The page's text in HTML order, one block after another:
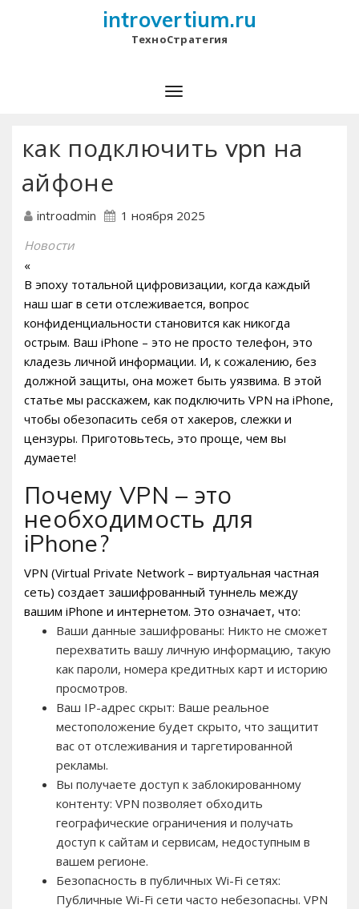
introvertium.ru
ТехноСтратегия
как подключить vpn на
айфоне
introadmin 1 ноября 2025
Новости
«
В эпоху тотальной цифровизации, когда каждый
наш шаг в сети отслеживается, вопрос
конфиденциальности становится как никогда
острым. Ваш iPhone – это не просто телефон, это
кладезь личной информации. И, к сожалению, без
должной защиты, она может быть уязвима. В этой
статье мы расскажем, как подключить VPN на iPhone,
чтобы обезопасить себя от хакеров, слежки и
цензуры. Приготовьтесь, это проще, чем вы
думаете!
Почему VPN – это
необходимость для
iPhone?
VPN (Virtual Private Network – виртуальная частная
сеть) создает зашифрованный туннель между
вашим iPhone и интернетом. Это означает, что:
Ваши данные зашифрованы: Никто не сможет
перехватить вашу личную информацию, такую
как пароли, номера кредитных карт и историю
просмотров.
Ваш IP-адрес скрыт: Ваше реальное
местоположение будет скрыто, что защитит
вас от отслеживания и таргетированной
рекламы.
Вы получаете доступ к заблокированному
контенту: VPN позволяет обходить
географические ограничения и получать
доступ к сайтам и сервисам, недоступным в
вашем регионе.
Безопасность в публичных Wi-Fi сетях:
Публичные Wi-Fi сети часто небезопасны. VPN